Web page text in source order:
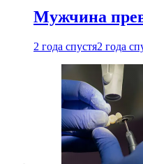
Мужчина
2 года спустя2 года